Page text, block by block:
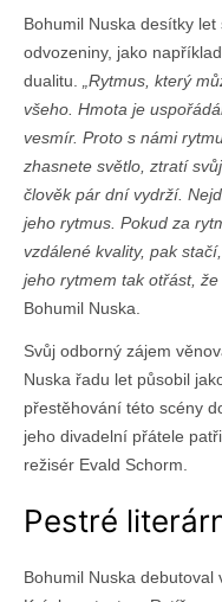
Bohumil Nuska desítky
odvozeniny, jako
dualitu. „Rytmus, který
všeho. Hmota je
vesmír. Proto s námi
zhasnete světlo, ztratí
člověk pár dní vydrží.
jeho rytmus. Pokud za
vzdálené kvality, pak
jeho rytmem tak otřást,
Bohumil Nuska.
Svůj odborný zájem
Nuska řadu let působil
přestěhování této scény
jeho divadelní přátele
režisér Evald Schorm.
Pestré
Bohumil Nuska